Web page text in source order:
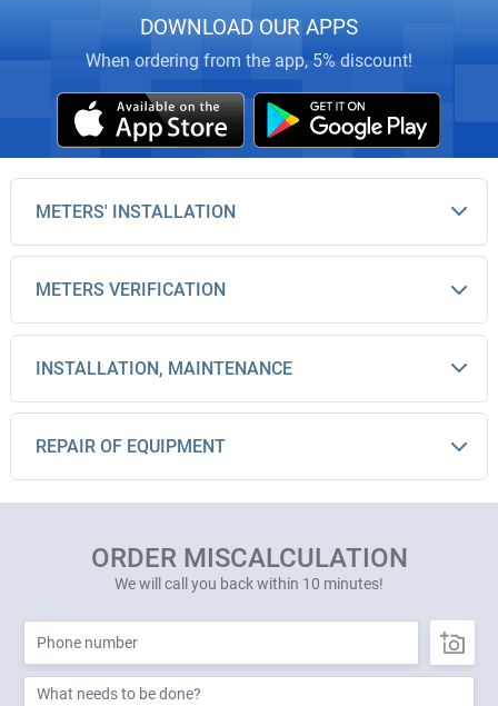
DOWNLOAD OUR APPS
When ordering from the app, 5% discount!
METERS' INSTALLATION
METERS VERIFICATION
INSTALLATION, MAINTENANCE
REPAIR OF EQUIPMENT
ORDER MISCALCULATION
We will call you back within 10 minutes!